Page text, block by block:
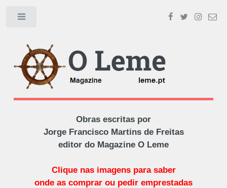
Obras escritas por
Jorge Francisco Martins de Freitas
editor do Magazine O Leme
Clique nas imagens para saber
onde as comprar ou pedir emprestadas